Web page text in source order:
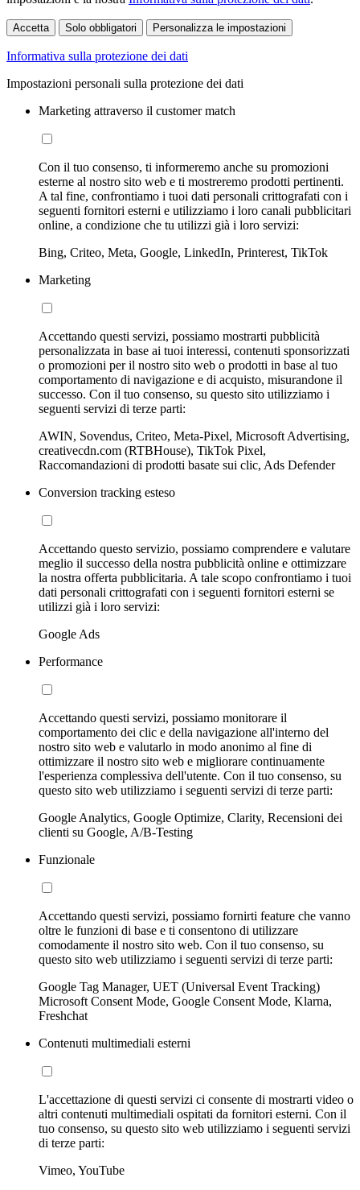
Accetta Solo obbligatori Personalizza le impostazioni
Informativa sulla protezione dei dati
Impostazioni personali sulla protezione dei dati
Marketing attraverso il customer match
Con il tuo consenso, ti informeremo anche su promozioni
esterne al nostro sito web e ti mostreremo prodotti pertinenti.
A tal fine, confrontiamo i tuoi dati personali crittografati con i
seguenti fornitori esterni e utilizziamo i loro canali pubblicitari
online, a condizione che tu utilizzi già i loro servizi:
Bing, Criteo, Meta, Google, LinkedIn, Printerest, TikTok
Marketing
Accettando questi servizi, possiamo mostrarti pubblicità
personalizzata in base ai tuoi interessi, contenuti sponsorizzati
o promozioni per il nostro sito web o prodotti in base al tuo
comportamento di navigazione e di acquisto, misurandone il
successo. Con il tuo consenso, su questo sito utilizziamo i
seguenti servizi di terze parti:
AWIN, Sovendus, Criteo, Meta-Pixel, Microsoft Advertising,
creativecdn.com (RTBHouse), TikTok Pixel,
Raccomandazioni di prodotti basate sui clic, Ads Defender
Conversion tracking esteso
Accettando questo servizio, possiamo comprendere e valutare
meglio il successo della nostra pubblicità online e ottimizzare
la nostra offerta pubblicitaria. A tale scopo confrontiamo i tuoi
dati personali crittografati con i seguenti fornitori esterni se
utilizzi già i loro servizi:
Google Ads
Performance
Accettando questi servizi, possiamo monitorare il
comportamento dei clic e della navigazione all'interno del
nostro sito web e valutarlo in modo anonimo al fine di
ottimizzare il nostro sito web e migliorare continuamente
l'esperienza complessiva dell'utente. Con il tuo consenso, su
questo sito web utilizziamo i seguenti servizi di terze parti:
Google Analytics, Google Optimize, Clarity, Recensioni dei
clienti su Google, A/B-Testing
Funzionale
Accettando questi servizi, possiamo fornirti feature che vanno
oltre le funzioni di base e ti consentono di utilizzare
comodamente il nostro sito web. Con il tuo consenso, su
questo sito web utilizziamo i seguenti servizi di terze parti:
Google Tag Manager, UET (Universal Event Tracking)
Microsoft Consent Mode, Google Consent Mode, Klarna,
Freshchat
Contenuti multimediali esterni
L'accettazione di questi servizi ci consente di mostrarti video o
altri contenuti multimediali ospitati da fornitori esterni. Con il
tuo consenso, su questo sito web utilizziamo i seguenti servizi
di terze parti:
Vimeo, YouTube